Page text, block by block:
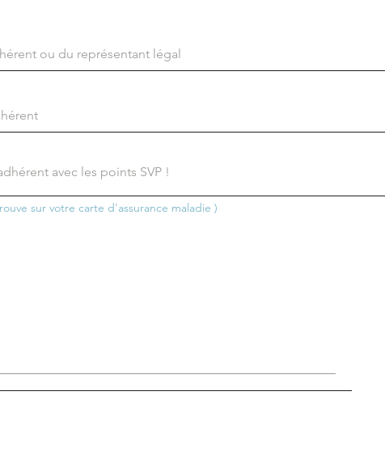
sur votre carte d'assurance maladie )